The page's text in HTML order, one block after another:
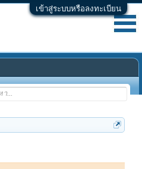
เข้าสู่ระบบหรือลงทะเบียน